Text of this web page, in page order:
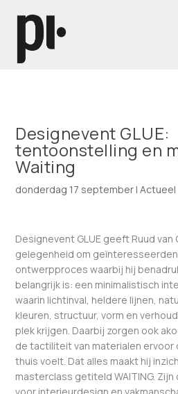
Designevent GLUE:
tentoonstelling en
Waiting
donderdag 17 september |Actueel
Designevent GLUE geeft Ruud
gelegenheid om
ontwerpproces waarbij hij
belangrijk is: een minimalistisch
waarin lichtinval, heldere lijnen,
kleuren, structuur, vorm en
plek krijgen. Daarbij zorgen ook
de tactiliteit van materialen ervoor
thuis voelt. Dat alles maakt hij
masterclass getiteld WAITING.